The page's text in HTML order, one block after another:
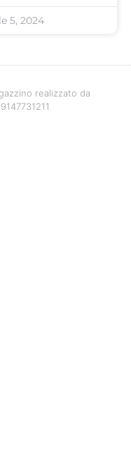
5, 2024
realizzato da